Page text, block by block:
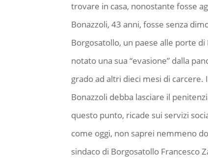
trovare in casa, nonostante fosse
Bonazzoli, 43 anni, fosse senza
Borgosatollo, un paese alle porte
notato una sua “evasione” dalla
grado ad altri dieci mesi di carcere.
Bonazzoli debba lasciare il
questo punto, ricade sui servizi
come oggi, non saprei nemmeno
sindaco di Borgosatollo Francesco